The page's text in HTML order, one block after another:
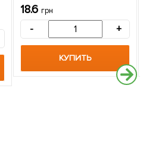
"Весна" 4г
18.6 грн
- +
КУПИТЬ